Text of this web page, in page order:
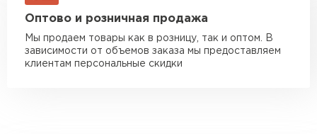
Оптово и розничная продажа
Мы продаем товары как в розницу, так и оптом. В
зависимости от объемов заказа мы предоставляем
клиентам персональные скидки